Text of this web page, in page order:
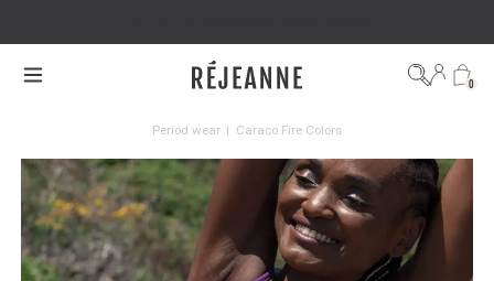
0
Period wear | Caraco Fire Colors